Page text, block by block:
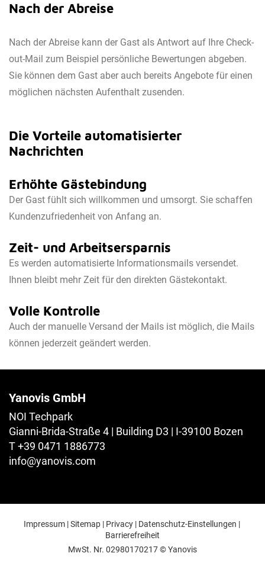
Nach der Abreise
Nach der Abreise kann der Gast als Antwort auf Ihre Check-
out-Mail zum Beispiel persönliche Bewertungen abgeben.
Sie können dem Gast aber auch bereits Angebote für einen
möglichen nächsten Aufenthalt zusenden.
Die Vorteile automatisierter
Nachrichten
Erhöhte Gästebindung
Der Gast fühlt sich willkommen und umsorgt. Sie schaffen
Kundenzufriedenheit von Anfang an.
Zeit- und Arbeitsersparnis
Es werden automatisierte Informationsmails versendet.
Ihnen bleibt mehr Zeit für den direkten Gästekontakt.
Volle Kontrolle
Auch der manuelle Versand der Mails ist möglich, die Mails
können jederzeit geändert werden.
Yanovis GmbH
NOI Techpark
Gianni-Brida-Straße 4 | Building D3 | I-39100 Bozen
T +39 0471 1886773
info@yanovis.com
Impressum|Sitemap| Privacy| Datenschutz-Einstellungen |
Barrierefreiheit
MwSt. Nr. 02980170217© Yanovis